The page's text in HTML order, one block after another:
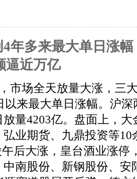
年多来最大单日涨
逼近万亿
市场全天放量大涨，三
以来最大单日涨幅。沪
量4203亿。盘面上，
业期货、九鼎投资等10
后大涨，皇台酒业涨停
南股份、新钢股份、安